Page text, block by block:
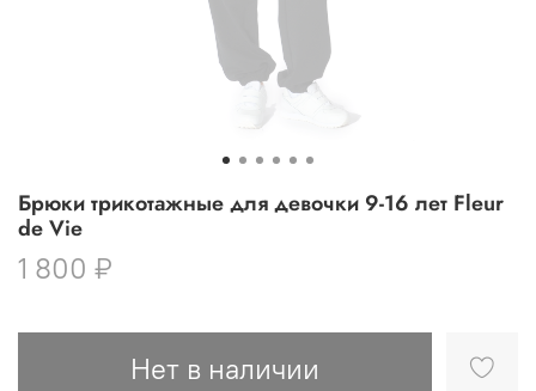
Брюки трикотажные для девочки 9-16 лет Fleur
de Vie
1 800 ₽
Нет в наличии